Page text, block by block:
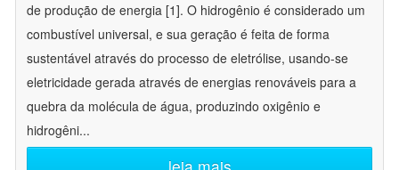
de produção de energia [1]. O hidrogênio é considerado um
combustível universal, e sua geração é feita de forma
sustentável através do processo de eletrólise, usando-se
eletricidade gerada através de energias renováveis para a
quebra da molécula de água, produzindo oxigênio e
hidrogêni...